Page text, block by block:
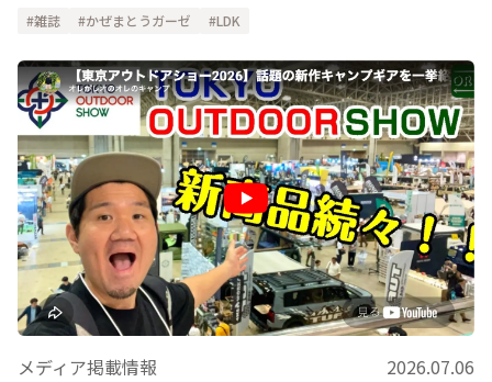
雑誌 かぜまとうガーゼ LDK
メディア掲載情報
2026.07.06